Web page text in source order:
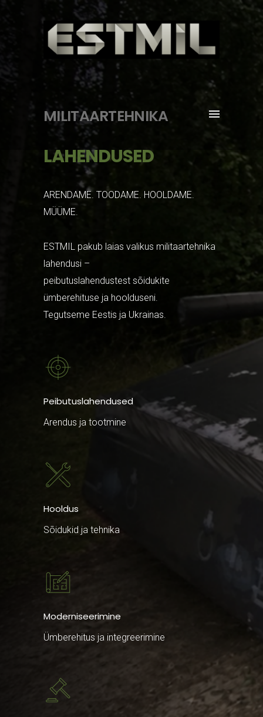
MILITAARTEHNIKA
LAHENDUSED
ARENDAME. TOODAME. HOOLDAME.
MÜÜME.
ESTMIL pakub laias valikus militaartehnika
lahendusi –
peibutuslahendustest sõidukite
ümberehituse ja hoolduseni.
Tegutseme Eestis ja Ukrainas.
Peibutuslahendused
Arendus ja tootmine
Hooldus
Sõidukid ja tehnika
Moderniseerimine
Ümberehitus ja integreerimine